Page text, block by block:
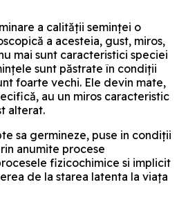
a calității seminței o
a acesteia, gust, miros,
mai sunt caracteristici speciei
sunt păstrate în condiții
foarte vechi. Ele devin mate,
au un miros caracteristic
alterat.
sa germineze, puse in condiții
anumite procese
fizicochimice si implicit
de la starea latenta la viața